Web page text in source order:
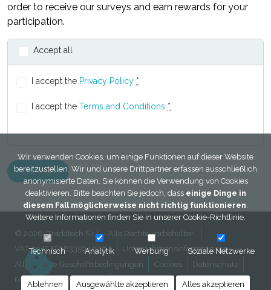
Wir verwenden Cookies, um einige Funktionen auf dieser Website
bereitzustellen. Wir und unsere Drittpartner erfassen ausschließlich
anonymisierte Daten. Sie können die Verwendung von Cookies
deaktivieren. Bitte beachten Sie jedoch, dass einige Dinge in
diesem Fall möglicherweise nicht richtig funktionieren
Weitere Informationen finden Sie in unserer Cookie-Richtlinie
Technisch Analytik Werbung Soziale Netzwerke
Ablehnen Ausgewählte akzeptieren Alles akzeptieren
order to receive our surveys and earn rewards for your
participation.
Accept all
I accept the Privacy Policy *
I accept the Terms and Conditions *
© 2026, Tradatech S.r.l. - Alle Rechte vorbehalten.
VAT nr. IT IT08335940964
Unternehmensinformationen
Allgemeine Geschäftsbedingungen
Cookies
Datenschutz
Rechtliche informationen
Kontakt